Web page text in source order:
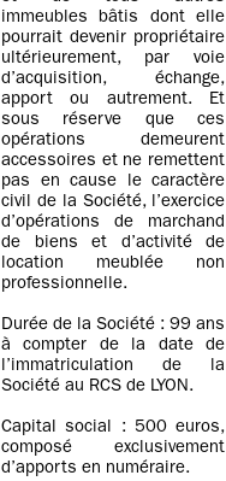
immeubles bâtis dont elle
pourrait devenir propriétaire
ultérieurement, par voie
d’acquisition, échange,
apport ou autrement. Et
sous réserve que ces
opérations demeurent
accessoires et ne remettent
pas en cause le caractère
civil de la Société, l’exercice
d’opérations de marchand
de biens et d’activité de
location meublée non
professionnelle.
Durée de la Société : 99 ans
à compter de la date de
l’immatriculation de la
Société au RCS de LYON.
Capital social : 500 euros,
composé exclusivement
d’apports en numéraire.